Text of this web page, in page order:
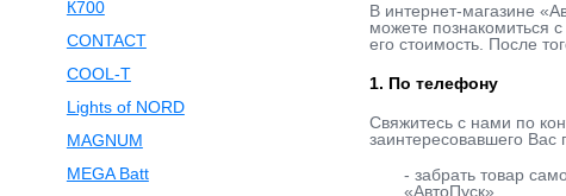
К700
CONTACT
COOL-T
Lights of NORD
MAGNUM
MEGA Batt
В интернет-магазине
можете познакомиться
его стоимость. После
1. По телефону
Свяжитесь с нами по
заинтересовавшего
- забрать товар
«АвтоПуск»